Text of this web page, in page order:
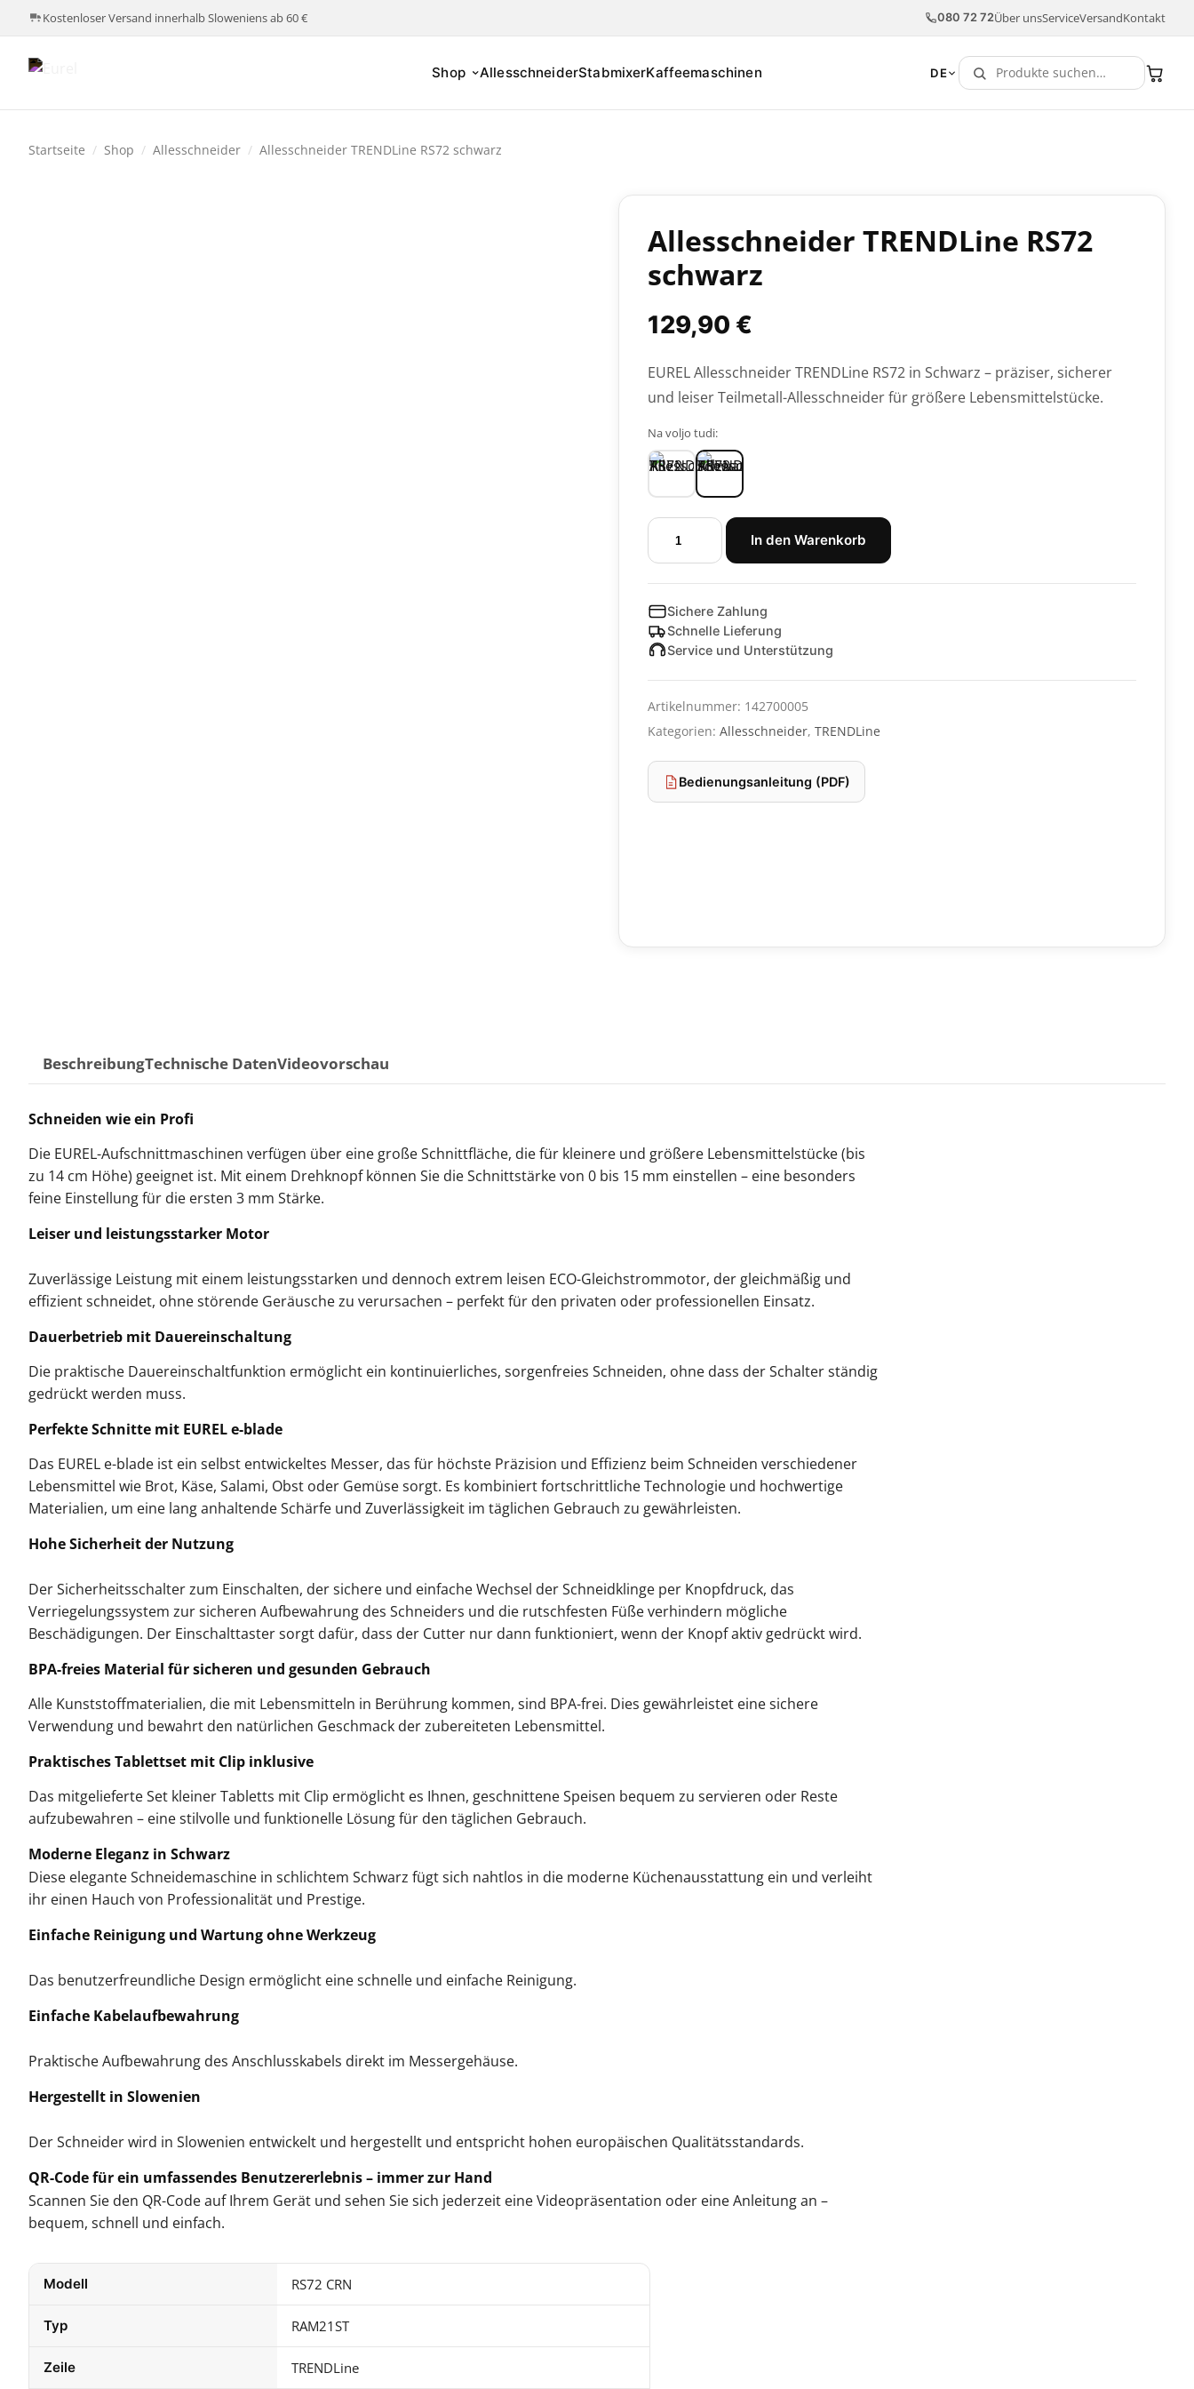
Kostenloser Versand innerhalb Sloweniens ab 60 € 080 72 72Über unsServiceVersandKontakt
Shop AllesschneiderStabmixerKaffeemaschinen DE
Startseite / Shop / Allesschneider / Allesschneider TRENDLine RS72 schwarz
Allesschneider TRENDLine RS72
schwarz
129,90 €
EUREL Allesschneider TRENDLine RS72 in Schwarz – präziser, sicherer
und leiser Teilmetall-Allesschneider für größere Lebensmittelstücke.
Na voljo tudi:
Allesschneider
TRENDLine
Menge
In den Warenkorb
Sichere Zahlung
Schnelle Lieferung
Service und Unterstützung
Artikelnummer: 142700005
Kategorien: Allesschneider, TRENDLine
Bedienungsanleitung (PDF)
BeschreibungTechnische DatenVideovorschau
Schneiden wie ein Profi
Die EUREL-Aufschnittmaschinen verfügen über eine große Schnittfläche, die für kleinere und größere Lebensmittelstücke (bis
zu 14 cm Höhe) geeignet ist. Mit einem Drehknopf können Sie die Schnittstärke von 0 bis 15 mm einstellen – eine besonders
feine Einstellung für die ersten 3 mm Stärke.
Leiser und leistungsstarker Motor
Zuverlässige Leistung mit einem leistungsstarken und dennoch extrem leisen ECO-Gleichstrommotor, der gleichmäßig und
effizient schneidet, ohne störende Geräusche zu verursachen – perfekt für den privaten oder professionellen Einsatz.
Dauerbetrieb mit Dauereinschaltung
Die praktische Dauereinschaltfunktion ermöglicht ein kontinuierliches, sorgenfreies Schneiden, ohne dass der Schalter ständig
gedrückt werden muss.
Perfekte Schnitte mit EUREL e-blade
Das EUREL e-blade ist ein selbst entwickeltes Messer, das für höchste Präzision und Effizienz beim Schneiden verschiedener
Lebensmittel wie Brot, Käse, Salami, Obst oder Gemüse sorgt. Es kombiniert fortschrittliche Technologie und hochwertige
Materialien, um eine lang anhaltende Schärfe und Zuverlässigkeit im täglichen Gebrauch zu gewährleisten.
Hohe Sicherheit der Nutzung
Der Sicherheitsschalter zum Einschalten, der sichere und einfache Wechsel der Schneidklinge per Knopfdruck, das
Verriegelungssystem zur sicheren Aufbewahrung des Schneiders und die rutschfesten Füße verhindern mögliche
Beschädigungen. Der Einschalttaster sorgt dafür, dass der Cutter nur dann funktioniert, wenn der Knopf aktiv gedrückt wird.
BPA-freies Material für sicheren und gesunden Gebrauch
Alle Kunststoffmaterialien, die mit Lebensmitteln in Berührung kommen, sind BPA-frei. Dies gewährleistet eine sichere
Verwendung und bewahrt den natürlichen Geschmack der zubereiteten Lebensmittel.
Praktisches Tablettset mit Clip inklusive
Das mitgelieferte Set kleiner Tabletts mit Clip ermöglicht es Ihnen, geschnittene Speisen bequem zu servieren oder Reste
aufzubewahren – eine stilvolle und funktionelle Lösung für den täglichen Gebrauch.
Moderne Eleganz in Schwarz
Diese elegante Schneidemaschine in schlichtem Schwarz fügt sich nahtlos in die moderne Küchenausstattung ein und verleiht
ihr einen Hauch von Professionalität und Prestige.
Einfache Reinigung und Wartung ohne Werkzeug
Das benutzerfreundliche Design ermöglicht eine schnelle und einfache Reinigung.
Einfache Kabelaufbewahrung
Praktische Aufbewahrung des Anschlusskabels direkt im Messergehäuse.
Hergestellt in Slowenien
Der Schneider wird in Slowenien entwickelt und hergestellt und entspricht hohen europäischen Qualitätsstandards.
QR-Code für ein umfassendes Benutzererlebnis – immer zur Hand
Scannen Sie den QR-Code auf Ihrem Gerät und sehen Sie sich jederzeit eine Videopräsentation oder eine Anleitung an –
bequem, schnell und einfach.
Modell RS72 CRN
Typ RAM21ST
Zeile TRENDLine